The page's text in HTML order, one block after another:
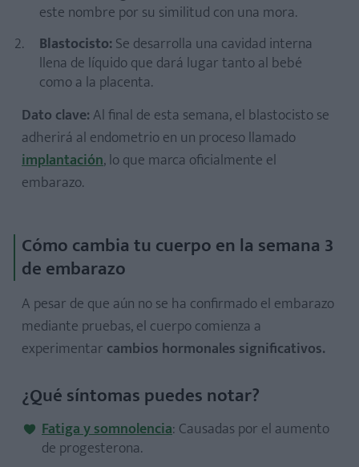
este nombre por su similitud con una mora.
Blastocisto:Se desarrolla una cavidad interna
llena de líquido que dará lugar tanto al bebé
como a la placenta.
Dato clave:Al final de esta semana, el blastocisto se
adherirá al endometrio en un proceso llamado
implantación, lo que marca oficialmente el
embarazo.
Cómo cambia tu cuerpo en la semana 3
de embarazo
A pesar de que aún no se ha confirmado el embarazo
mediante pruebas, el cuerpo comienza a
experimentar cambios hormonales significativos.
¿Qué síntomas puedes notar?
Fatiga y somnolencia: Causadas por el aumento
de progesterona.